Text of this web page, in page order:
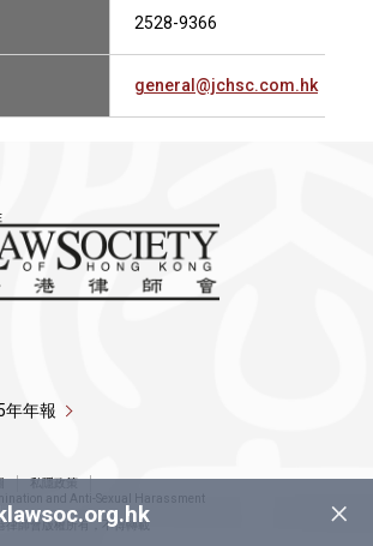
2528-9366
general@jchsc.com.hk
×
年年報
私隱政策
and Anti-Sexual Harassment
師會版權所有，不得轉載